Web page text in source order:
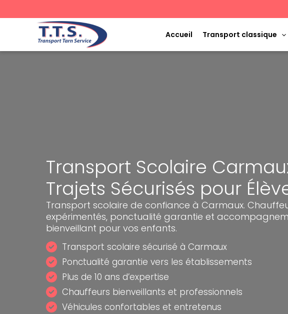
au
Accueil Transport classique
Transport Scolaire
Trajets Sécurisés pour
Transport scolaire de confiance à Carmaux.
expérimentés, ponctualité garantie et
bienveillant pour vos enfants.
Transport scolaire sécurisé à Carmaux
Ponctualité garantie vers les établissements
Plus de 10 ans d’expertise
Chauffeurs bienveillants et professionnels
Véhicules confortables et entretenus